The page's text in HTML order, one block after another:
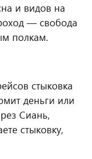
и видов на
— свобода
полкам.
стыковка
деньги или
Сиань,
стыковку,